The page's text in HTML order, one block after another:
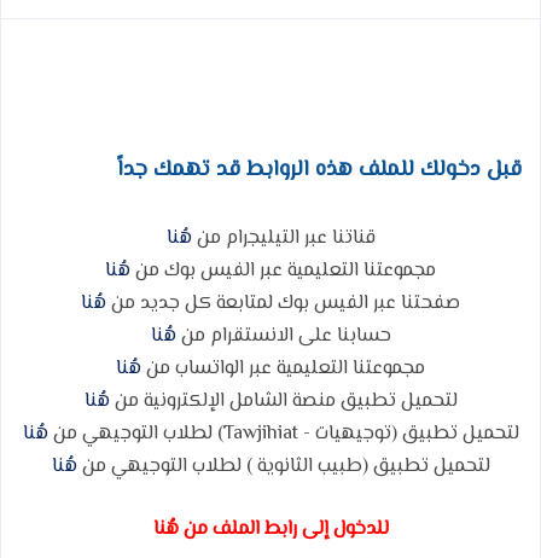
قبل دخولك للملف هذه الروابط قد تهمك جداً
قناتنا عبر التيليجرام منهُنا
مجموعتنا التعليمية عبر الفيس بوك منهُنا
صفحتنا عبر الفيس بوك لمتابعة كل جديد منهُنا
حسابنا على الانستقرام منهُنا
مجموعتنا التعليمية عبر الواتساب منهُنا
لتحميل تطبيق منصة الشامل الإلكترونية منهُنا
لتحميل تطبيق (توجيهيات - Tawjihiat) لطلاب التوجيهي من
هُنا
لتحميل تطبيق (طبيب الثانوية ) لطلاب التوجيهي منهُنا
للدخول إلى رابط الملف من هُنا